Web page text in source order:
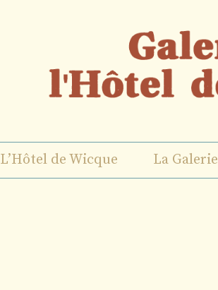
L’Hôtel de Wicque La Galerie